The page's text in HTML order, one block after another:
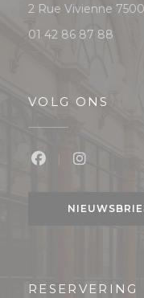
2 Rue Vivienne
01 42 86 87 88
VOLG ONS
RESERVERING